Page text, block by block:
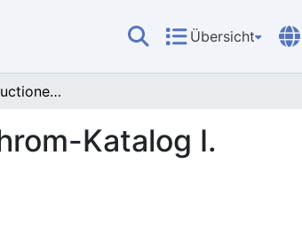
Übersicht
Gemälde-Reproductionen. Photochrom-Katalog I.
Katalog I.